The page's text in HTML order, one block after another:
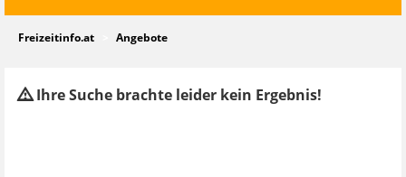
Freizeitinfo.at Angebote
Ihre Suche brachte leider kein Ergebnis!